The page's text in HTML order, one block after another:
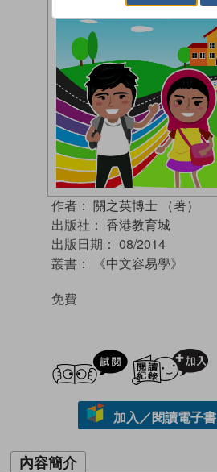
作者： 關之英博士 （著）
出版社： 香港教育城
出版日期： 08/2014
叢書：
《中文容易學》
免費
試閲
加入／閱讀電子書
內容簡介